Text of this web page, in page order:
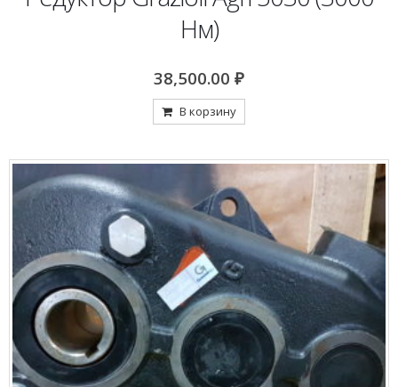
Нм)
38,500.00 ₽
В корзину